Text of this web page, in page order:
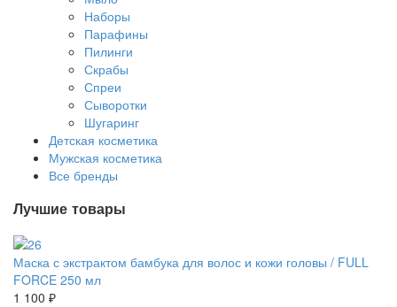
Наборы
Парафины
Пилинги
Скрабы
Спреи
Сыворотки
Шугаринг
Детская косметика
Мужская косметика
Все бренды
Лучшие товары
Маска с экстрактом бамбука для волос и кожи головы / FULL
FORCE 250 мл
1 100 ₽